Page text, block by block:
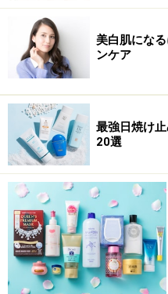
※記事内容は執筆時点のもの
い。
※個人の体質、また、誤った方
不調を引き起こす場合があり
また、全ての方への有効性を
美白肌にな
ンケア
最強日焼け
20選